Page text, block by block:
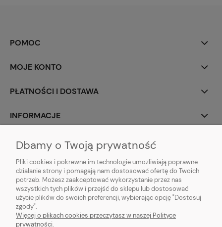
POMOC
MOJE KONTO
PŁATNOŚCI I DOSTAWA
INFORMACJE
O NAS
Sklep z klockami LEGO, Playmobil, modelami Schleich, Bburago, Siku,
zabawkami dla dziewczynek Baby Born, Baby Annabell, Top Model oraz
artykułami modelarskimi Games Workshop, Tamiya, Revell.
Copyright © 2026 tommytoys.pl Wszystkie prawa zastrzeżone.
Dbamy o Twoją prywatność
Pliki cookies i pokrewne im technologie umożliwiają poprawne
działanie strony i pomagają nam dostosować ofertę do Twoich
potrzeb. Możesz zaakceptować wykorzystanie przez nas
wszystkich tych plików i przejść do sklepu lub dostosować
użycie plików do swoich preferencji, wybierając opcję "Dostosuj
zgody".
Więcej o plikach cookies przeczytasz w naszej Polityce
prywatności.